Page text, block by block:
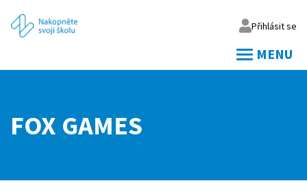
Přihlásit se
Vaše heslo
Přihlásit
MENU
FOX GAMES